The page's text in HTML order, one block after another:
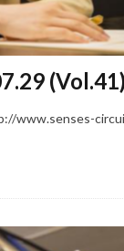
www.senses-